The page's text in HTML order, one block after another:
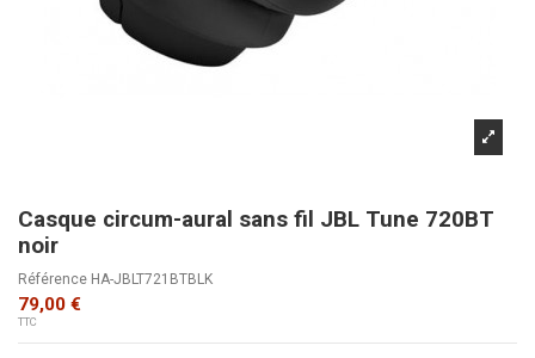
Casque circum-aural sans fil JBL Tune 720BT
noir
Référence HA-JBLT721BTBLK
79,00 €
TTC